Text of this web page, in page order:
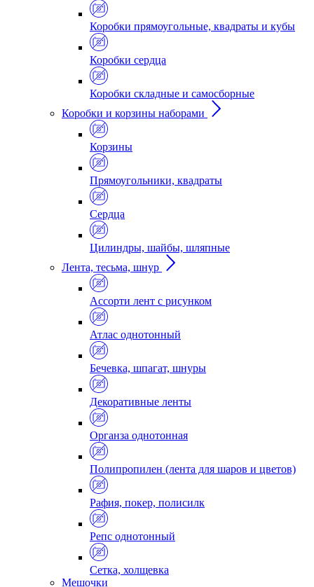
Коробки прямоугольные, квадраты и кубы
Коробки сердца
Коробки складные и самосборные
Коробки и корзины наборами
Корзины
Прямоугольники, квадраты
Сердца
Цилиндры, шайбы, шляпные
Лента, тесьма, шнур
Ассорти лент с рисунком
Атлас однотонный
Бечевка, шпагат, шнуры
Декоративные ленты
Органза однотонная
Полипропилен (лента для шаров и цветов)
Рафия, покер, полисилк
Репс однотонный
Сетка, холщевка
Мешочки